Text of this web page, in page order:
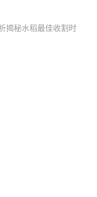
揭秘水稻最佳收割时